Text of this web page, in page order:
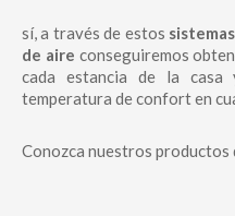
sí, a través de estos
de aire conseguiremos
cada estancia de la
temperatura de confort en
Conozca nuestros productos